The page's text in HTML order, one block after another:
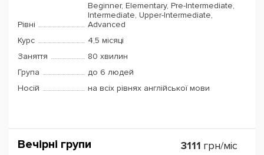
Рівні
Beginner, Elementary, Pre-Intermediate,
Intermediate, Upper-Intermediate,
Advanced
Курс
4,5 місяці
Заняття
80 хвилин
Група
до 6 людей
Носій
на всіх рівнях англійської мови
Вечірні групи 3111 грн/міс